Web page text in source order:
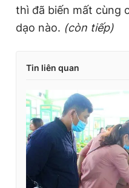
thì đã biến mất cùng
dạo nào. (còn tiếp)
Tin liên quan